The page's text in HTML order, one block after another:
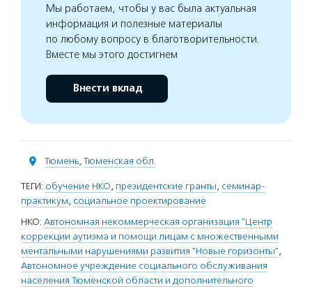
Мы работаем, чтобы у вас была актуальная
информация и полезные материалы
по любому вопросу в благотворительности.
Вместе мы этого достигнем
Внести вклад
Тюмень, Тюменская обл.
ТЕГИ: обучение НКО, президентские гранты, семинар-
практикум, социальное проектирование
НКО: Автономная некоммерческая организация "Центр
коррекции аутизма и помощи лицам с множественными
ментальными нарушениями развития "Новые горизонты",
Автономное учреждение социального обслуживания
населения Тюменской области и дополнительного